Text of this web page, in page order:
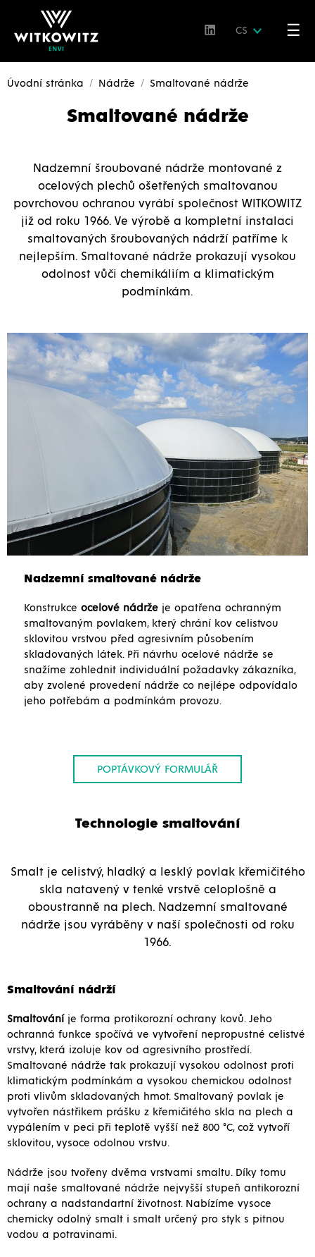
CS ☰
Úvodní stránka Nádrže Smaltované nádrže
Smaltované nádrže
Nadzemní šroubované nádrže montované z
ocelových plechů ošetřených smaltovanou
povrchovou ochranou vyrábí společnost WITKOWITZ
již od roku 1966. Ve výrobě a kompletní instalaci
smaltovaných šroubovaných nádrží patříme k
nejlepším. Smaltované nádrže prokazují vysokou
odolnost vůči chemikáliím a klimatickým
podmínkám.
Nadzemní smaltované nádrže
Konstrukce ocelové nádrže je opatřena ochranným
smaltovaným povlakem, který chrání kov celistvou
sklovitou vrstvou před agresivním působením
skladovaných látek. Při návrhu ocelové nádrže se
snažíme zohlednit individuální požadavky zákazníka,
aby zvolené provedení nádrže co nejlépe odpovídalo
jeho potřebám a podmínkám provozu.
POPTÁVKOVÝ FORMULÁŘ
Technologie smaltování
Smalt je celistvý, hladký a lesklý povlak křemičitého
skla natavený v tenké vrstvě celoplošně a
oboustranně na plech. Nadzemní smaltované
nádrže jsou vyráběny v naší společnosti od roku
1966.
Smaltování nádrží
Smaltování je forma protikorozní ochrany kovů. Jeho
ochranná funkce spočívá ve vytvoření nepropustné celistvé
vrstvy, která izoluje kov od agresivního prostředí.
Smaltované nádrže tak prokazují vysokou odolnost proti
klimatickým podmínkám a vysokou chemickou odolnost
proti vlivům skladovaných hmot. Smaltovaný povlak je
vytvořen nástřikem prášku z křemičitého skla na plech a
vypálením v peci při teplotě vyšší než 800 °C, což vytvoří
sklovitou, vysoce odolnou vrstvu.
Nádrže jsou tvořeny dvěma vrstvami smaltu. Díky tomu
mají naše smaltované nádrže nejvyšší stupeň antikorozní
ochrany a nadstandartní životnost. Nabízíme vysoce
chemicky odolný smalt i smalt určený pro styk s pitnou
vodou a potravinami.